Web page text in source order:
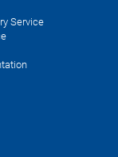
Service